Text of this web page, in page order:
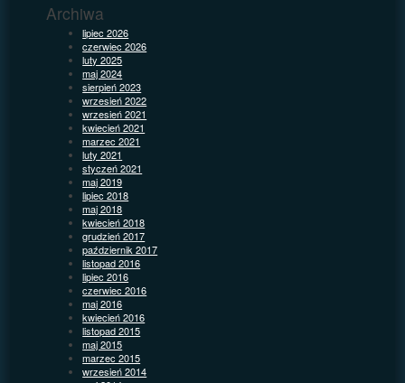
Archiwa
lipiec 2026
czerwiec 2026
luty 2025
maj 2024
sierpień 2023
wrzesień 2022
wrzesień 2021
kwiecień 2021
marzec 2021
luty 2021
styczeń 2021
maj 2019
lipiec 2018
maj 2018
kwiecień 2018
grudzień 2017
październik 2017
listopad 2016
lipiec 2016
czerwiec 2016
maj 2016
kwiecień 2016
listopad 2015
maj 2015
marzec 2015
wrzesień 2014